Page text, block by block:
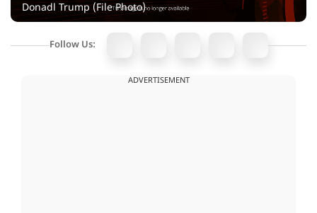
Donadl Trump (File Photo)
Follow Us:
ADVERTISEMENT